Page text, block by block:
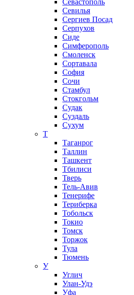
Севастополь
Севилья
Сергиев Посад
Серпухов
Сиде
Симферополь
Смоленск
Сортавала
София
Сочи
Стамбул
Стокгольм
Судак
Суздаль
Сухум
Т
Таганрог
Таллин
Ташкент
Тбилиси
Тверь
Тель-Авив
Тенерифе
Териберка
Тобольск
Токио
Томск
Торжок
Тула
Тюмень
У
Углич
Улан-Удэ
Уфа